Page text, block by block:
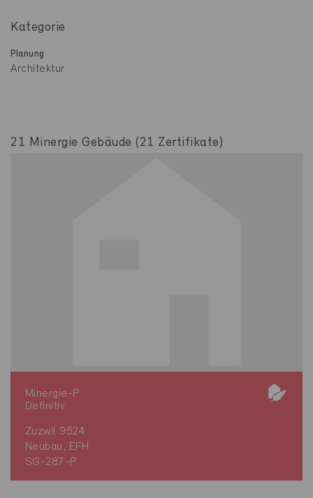
Kategorie
Planung
Architektur
21 Minergie Gebäude (21 Zertifikate)
Minergie-P
Definitiv
Zuzwil 9524
Neubau, EFH
SG-287-P